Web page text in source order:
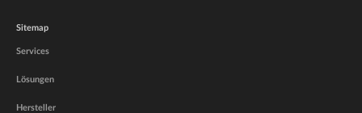
Sitemap
Services
Lösungen
Hersteller